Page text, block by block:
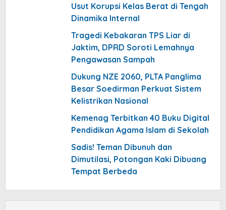
Usut Korupsi Kelas Berat di Tengah
Dinamika Internal
Tragedi Kebakaran TPS Liar di
Jaktim, DPRD Soroti Lemahnya
Pengawasan Sampah
Dukung NZE 2060, PLTA Panglima
Besar Soedirman Perkuat Sistem
Kelistrikan Nasional
Kemenag Terbitkan 40 Buku Digital
Pendidikan Agama Islam di Sekolah
Sadis! Teman Dibunuh dan
Dimutilasi, Potongan Kaki Dibuang
Tempat Berbeda